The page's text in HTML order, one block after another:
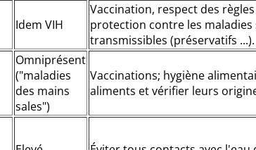
Idem VIH
Vaccination, respect des
protection contre les maladies
transmissibles (préservatifs ...).
Omniprésent
("maladies
des mains
sales")
Vaccinations; hygiène
aliments et vérifier leurs